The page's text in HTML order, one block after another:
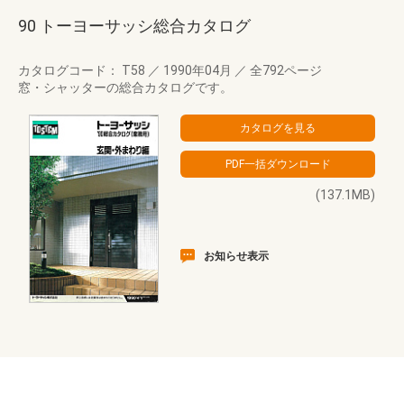
90 トーヨーサッシ総合カタログ
カタログコード： T58 ／ 1990年04月 ／ 全792ページ
窓・シャッターの総合カタログです。
(137.1MB)
お知らせ表示